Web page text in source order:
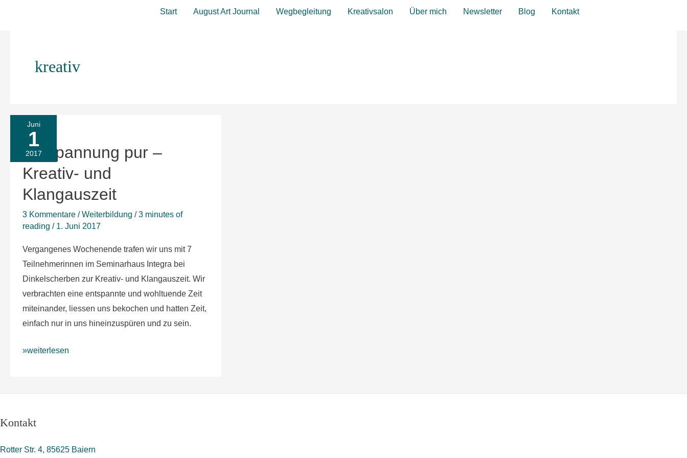
Start August Art Journal Wegbegleitung Kreativsalon Über mich Newsletter Blog Kontakt
kreativ
Juni
1
2017
Entspannung pur –
Kreativ- und
Klangauszeit
3 Kommentare /Weiterbildung /3 minutes of
reading / 1. Juni 2017
Vergangenes Wochenende trafen wir uns mit 7
Teilnehmerinnen im Seminarhaus Integra bei
Dinkelscherben zur Kreativ- und Klangauszeit. Wir
verbrachten eine entspannte und wohltuende Zeit
miteinander, liessen uns bekochen und hatten Zeit,
einfach nur in uns hineinzuspüren und zu sein.
Entspannung
pur
–
Kreativ-
und
»weiterlesen
Kontakt
Rotter Str. 4, 85625 Baiern